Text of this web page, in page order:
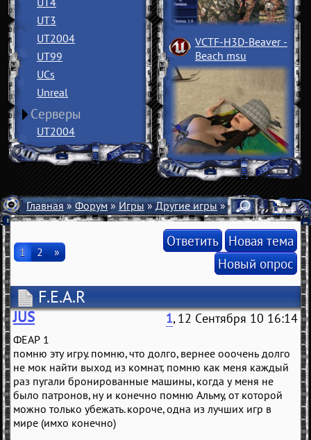
UT3
UT2004
UT99
UCs
Unreal
Серверы
UT2004
VCTF-H3D-Beaver ­
Beach msu
Главная»Форум»Игры»Другие игры» F.E.A.R
1 2 »
Ответить Новая тема
Новый опрос
F.E.A.R
JUS 1, 12 Сентября 10 16:14
ФЕАР 1
помню эту игру. помню, что долго, вернее ооочень долго
не мок найти выход из комнат, помню как меня каждый
раз пугали бронированные машины, когда у меня не
было патронов, ну и конечно помню Альму, от которой
можно только убежать. короче, одна из лучших игр в
мире (имхо конечно)